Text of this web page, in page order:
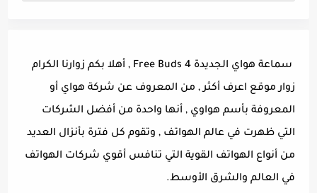
سماعة هواي الجديدة Free Buds 4 , أهلا بكم زوارنا الكرام
زوار موقع اعرف أكثر , من المعروف عن شركة هواي أو
المعروفة بأسم هواوي , أنها واحدة من أفضل الشركات
التي ظهرت في عالم الهواتف , وتقوم كل فترة بأنزال العديد
من أنواع الهواتف القوية التي تنافس أقوي شركات الهواتف
في العالم والشرق الأوسط.